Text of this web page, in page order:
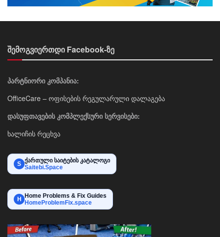
შემოგვიერთდი Facebook-ზე
პარტნიორი კომპანია:
OfficeCare – ოფისების რეგულარული დალაგება
დასუფთავების კომპლექსური სერვისები:
ხალიჩის რეცხვა
S ქართული საიტების კატალოგი
Saitebi.Space
H
Home Problems & Fix Guides
HomeProblemFix.space